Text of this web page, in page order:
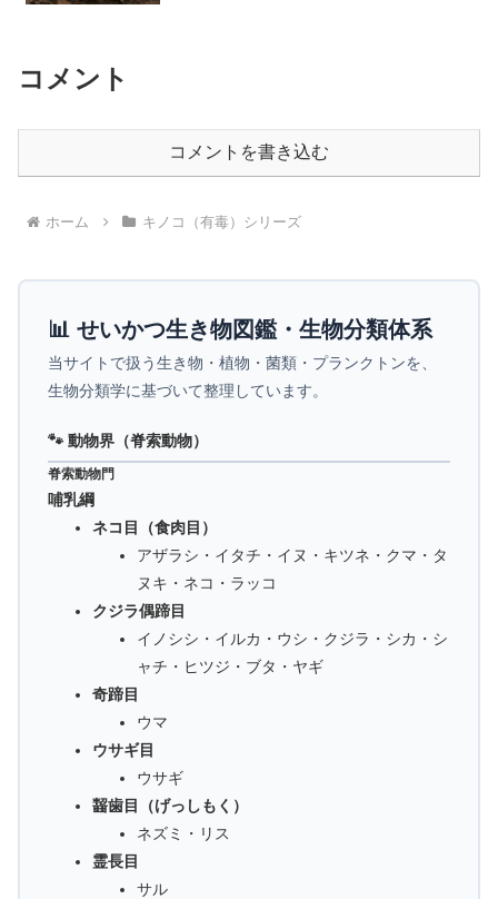
コメント
コメントを書き込む
ホーム キノコ（有毒）シリーズ
📊 せいかつ生き物図鑑・生物分類体系
当サイトで扱う生き物・植物・菌類・プランクトンを、
生物分類学に基づいて整理しています。
🐾 動物界（脊索動物）
脊索動物門
哺乳綱
ネコ目（食肉目）
アザラシ・イタチ・イヌ・キツネ・クマ・タ
ヌキ・ネコ・ラッコ
クジラ偶蹄目
イノシシ・イルカ・ウシ・クジラ・シカ・シ
ャチ・ヒツジ・ブタ・ヤギ
奇蹄目
ウマ
ウサギ目
ウサギ
齧歯目（げっしもく）
ネズミ・リス
霊長目
サル